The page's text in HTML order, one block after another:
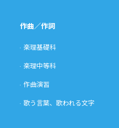
作曲／作詞
楽理基礎科
楽理中等科
作曲演習
歌う言葉、歌われる文字